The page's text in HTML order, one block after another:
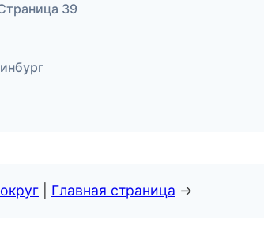
39
Главная страница →